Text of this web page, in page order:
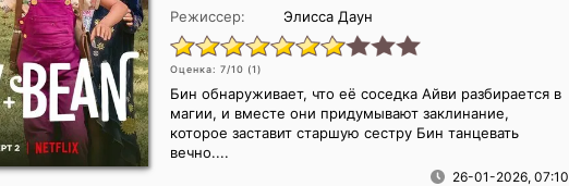
Режиссер:
Элисса Даун
Оценка: 7/10 (1)
26-01-2026, 07:10
Бин обнаруживает, что её соседка Айви разбирается в
магии, и вместе они придумывают заклинание,
которое заставит старшую сестру Бин танцевать
вечно....